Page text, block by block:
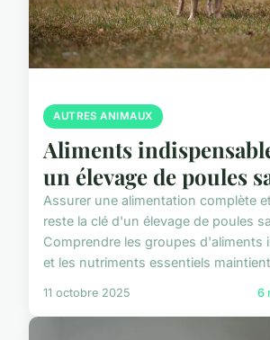
AUTRES ANIMAUX
Aliments
un élevage de poules
Assurer une alimentation complète
reste la clé d'un élevage de poules
Comprendre les groupes d'aliments
et les nutriments essentiels
11 octobre 2025 6